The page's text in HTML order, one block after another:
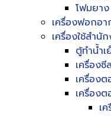
โฟมยา
เครื่องฟอกอา
เครื่องใช้สำนั
ตู้ทำน้ำเ
เครื่อง
เครื่อง
เครื่อง
เ